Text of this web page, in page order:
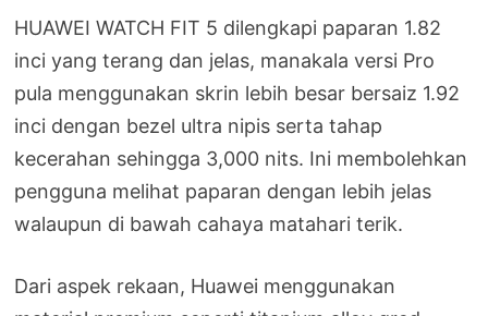
HUAWEI WATCH FIT 5 dilengkapi paparan 1.82
inci yang terang dan jelas, manakala versi Pro
pula menggunakan skrin lebih besar bersaiz 1.92
inci dengan bezel ultra nipis serta tahap
kecerahan sehingga 3,000 nits. Ini membolehkan
pengguna melihat paparan dengan lebih jelas
walaupun di bawah cahaya matahari terik.
Dari aspek rekaan, Huawei menggunakan